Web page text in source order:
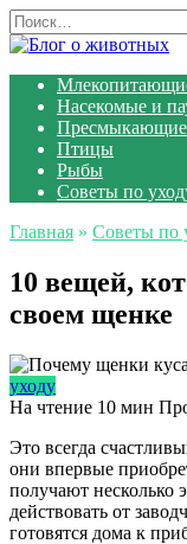
Перейти
к
Search
for:
Насекомые и
Птицы
Рыбы
Советы по
Главная » Советы по
10 вещей,
своем щенке
уходу
На чтение 10 мин
Это всегда
они впервые
получают несколько
действовать от
готовятся дома к